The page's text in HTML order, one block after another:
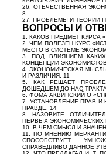
26. ОТЕЧЕСТВЕННАЯ
8
27. ПРОБЛЕМЫ И ТЕОРИИ
ВОПРОСЫ И
1. КАКОВ ПРЕДМЕТ КУРСА
2. ЧЕМ ПОЛЕЗЕН КУРС
МЕСТО В СИСТЕМЕ
3. ПОД ВЛИЯНИЕМ
КОНЦЕПЦИИ
4. ЭКОНОМИЧЕСКАЯ
И РАЗЛИЧИЯ. 11
5. КАК РЕШАЕТ
ДОШЕДШЕМ ДО НАС
6. ФОМА АКВИНСКИЙ О
7. УСТАНОВЛЕНИЕ ПРАВ
ПРАВДЕ. 14
8. НАЗОВИТЕ
ПЕРВЫХ ЭКОНОМИЧЕСКИХ
10. В ЧЕМ СМЫСЛ И
11. ПО МНЕНИЮ
СПОСОБСТВУЕТ
СПРАВЕДЛИВО ДАННОЕ